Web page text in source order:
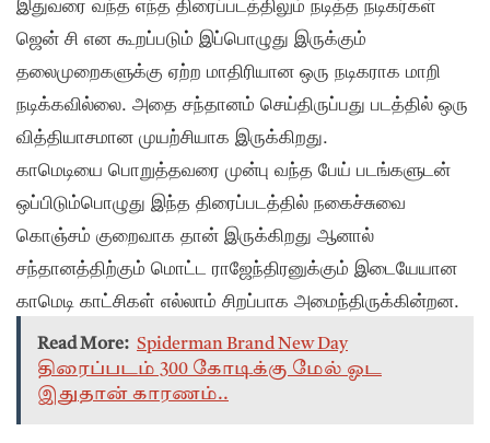
ஜென் சி என கூறப்படும் இப்பொழுது இருக்கும்
தலைமுறைகளுக்கு ஏற்ற மாதிரியான ஒரு நடிகராக மாறி
நடிக்கவில்லை. அதை சந்தானம் செய்திருப்பது படத்தில் ஒரு
வித்தியாசமான முயற்சியாக இருக்கிறது.
காமெடியை பொறுத்தவரை முன்பு வந்த பேய் படங்களுடன்
ஒப்பிடும்பொழுது இந்த திரைப்படத்தில் நகைச்சுவை
கொஞ்சம் குறைவாக தான் இருக்கிறது ஆனால்
சந்தானத்திற்கும் மொட்ட ராஜேந்திரனுக்கும் இடையேயான
காமெடி காட்சிகள் எல்லாம் சிறப்பாக அமைந்திருக்கின்றன.
Read More: Spiderman Brand New Day
திரைப்படம் 300 கோடிக்கு மேல் ஓட
இதுதான் காரணம்..